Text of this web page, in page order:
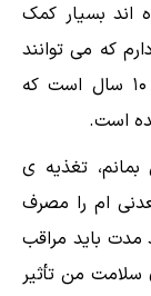
بسیار کمک
که می توانند
روی پی وی سی ها تاثیر بگذارند. بیش از ۱۰ سال است که
است.
تغذیه ی
ام را مصرف
مدت باید مراقب
من تأثیر